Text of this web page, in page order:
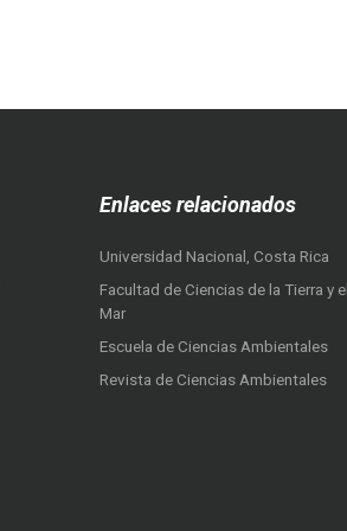
Enlaces relacionados
Universidad Nacional, Costa Rica
Facultad de Ciencias de la Tierra y el
Mar
Escuela de Ciencias Ambientales
Revista de Ciencias Ambientales